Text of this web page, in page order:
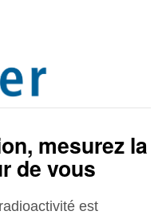
mesurez la
de vous
est